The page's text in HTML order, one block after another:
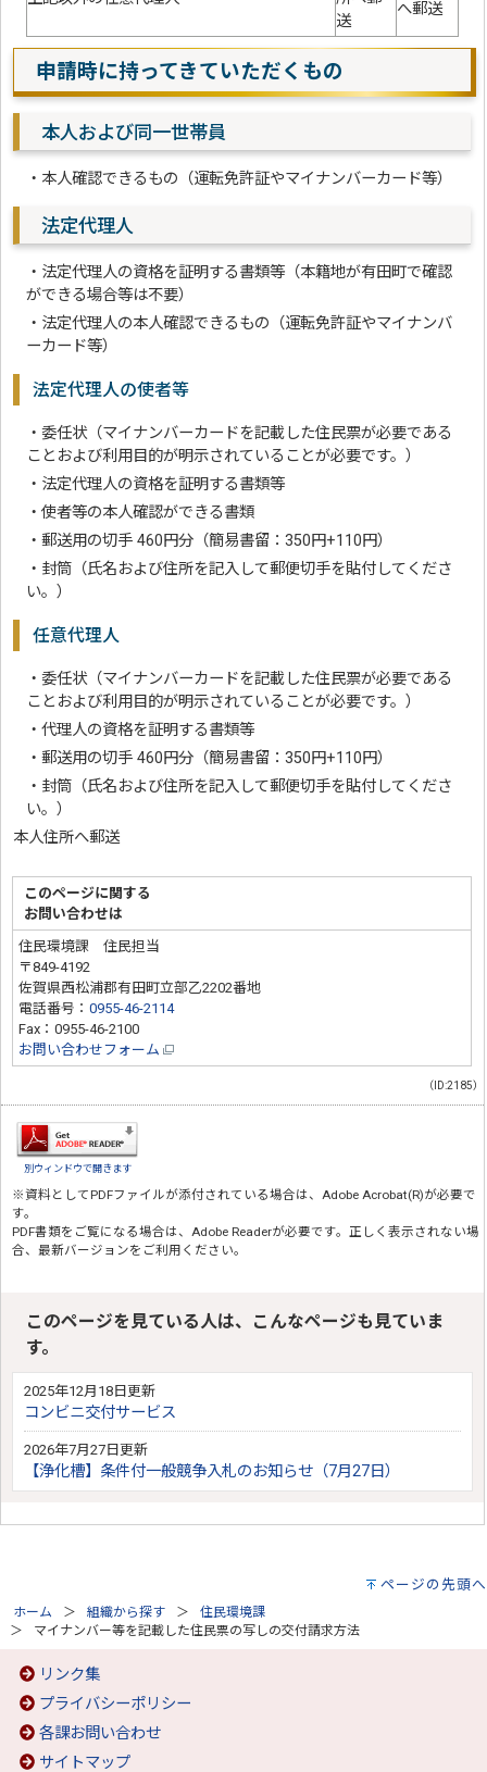
送
へ郵送
申請時に持ってきていただくもの
本人および同一世帯員
・本人確認できるもの（運転免許証やマイナンバーカード等）
法定代理人
・法定代理人の資格を証明する書類等（本籍地が有田町で確認
ができる場合等は不要）
・法定代理人の本人確認できるもの（運転免許証やマイナンバ
ーカード等）
法定代理人の使者等
・委任状（マイナンバーカードを記載した住民票が必要である
ことおよび利用目的が明示されていることが必要です。）
・法定代理人の資格を証明する書類等
・使者等の本人確認ができる書類
・郵送用の切手 460円分（簡易書留：350円+110円）
・封筒（氏名および住所を記入して郵便切手を貼付してくださ
い。）
任意代理人
・委任状（マイナンバーカードを記載した住民票が必要である
ことおよび利用目的が明示されていることが必要です。）
・代理人の資格を証明する書類等
・郵送用の切手 460円分（簡易書留：350円+110円）
・封筒（氏名および住所を記入して郵便切手を貼付してくださ
い。）
本人住所へ郵送
このページに関する
お問い合わせは
住民環境課 住民担当
〒849-4192
佐賀県西松浦郡有田町立部乙2202番地
電話番号：0955-46-2114
Fax：0955-46-2100
お問い合わせフォーム
（ID:2185）
別ウィンドウで開きます
※資料としてPDFファイルが添付されている場合は、 Adobe Acrobat(R)が必要で
す。
PDF書類をご覧になる場合は、 Adobe Readerが必要です。正しく表示されない場
合、最新バージョンをご利用ください。
このページを見ている人は、こんなページも見ていま
す。
2025年12月18日更新
コンビニ交付サービス
2026年7月27日更新
【浄化槽】条件付一般競争入札のお知らせ（7月27日）
ページの先頭へ
ホーム 組織から探す
住民環境課
マイナンバー等を記載した住民票の写しの交付請求方法
リンク集
プライバシーポリシー
各課お問い合わせ
サイトマップ